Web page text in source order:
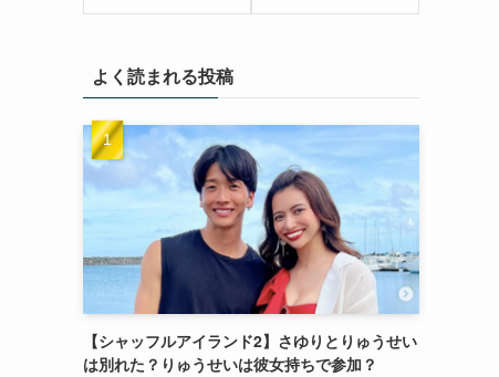
よく読まれる投稿
【シャッフルアイランド2】さゆりとりゅうせい
は別れた？りゅうせいは彼女持ちで参加？